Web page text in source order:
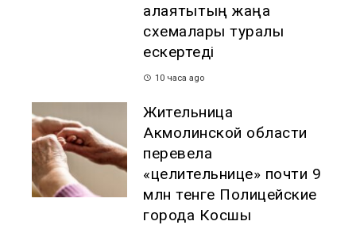
алаяқтықтың жаңа
схемалары туралы
ескертеді
10 часа ago
Жительница
Акмолинской области
перевела
«целительнице» почти 9
млн тенге Полицейские
города Косшы